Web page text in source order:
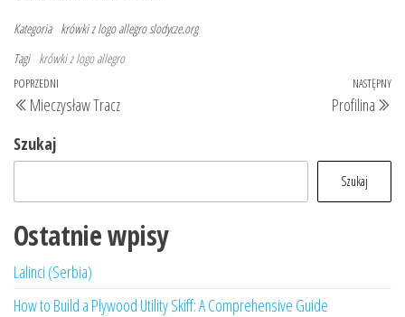
Kategoria krówki z logo allegroslodycze.org
Tagi krówki z logo allegro
Nawigacja
wpisu
Poprzedni
wpis
POPRZEDNI
Mieczysław Tracz
NASTĘPNY
Profilina
Szukaj
Szukaj
Ostatnie wpisy
Lalinci (Serbia)
How to Build a Plywood Utility Skiff: A Comprehensive Guide